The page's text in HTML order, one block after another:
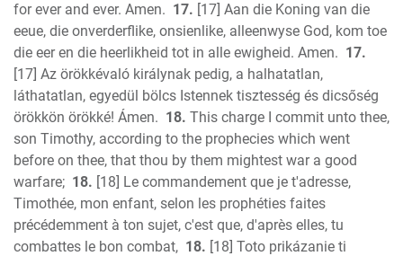
for ever and ever. Amen. 17. [17] Aan die Koning van die
eeue, die onverderflike, onsienlike, alleenwyse God, kom toe
die eer en die heerlikheid tot in alle ewigheid. Amen. 17.
[17] Az örökkévaló királynak pedig, a halhatatlan,
láthatatlan, egyedül bölcs Istennek tisztesség és dicsőség
örökkön örökké! Ámen. 18. This charge I commit unto thee,
son Timothy, according to the prophecies which went
before on thee, that thou by them mightest war a good
warfare; 18. [18] Le commandement que je t'adresse,
Timothée, mon enfant, selon les prophéties faites
précédemment à ton sujet, c'est que, d'après elles, tu
combattes le bon combat, 18. [18] Toto prikázanie ti